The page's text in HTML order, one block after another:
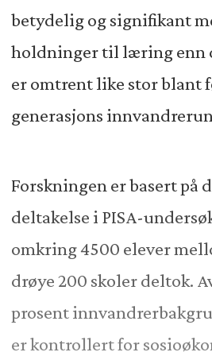
betydelig og signifikant
holdninger til læring enn
er omtrent like stor blant
generasjons
Forskningen er basert på
deltakelse i PISA-
omkring 4500 elever
drøye 200 skoler deltok.
prosent
er kontrollert for